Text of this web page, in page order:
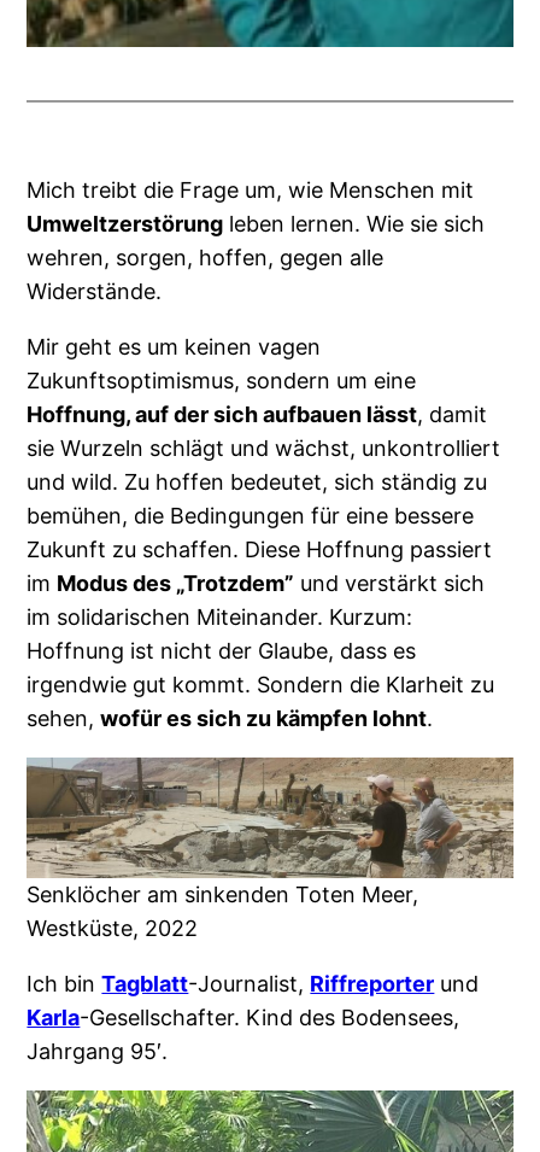
Mich treibt die Frage um, wie Menschen mit
Umweltzerstörung leben lernen. Wie sie sich
wehren, sorgen, hoffen, gegen alle
Widerstände.
Mir geht es um keinen vagen
Zukunftsoptimismus, sondern um eine
Hoffnung, auf der sich aufbauen lässt, damit
sie Wurzeln schlägt und wächst, unkontrolliert
und wild. Zu hoffen bedeutet, sich ständig zu
bemühen, die Bedingungen für eine bessere
Zukunft zu schaffen. Diese Hoffnung passiert
im Modus des „Trotzdem” und verstärkt sich
im solidarischen Miteinander. Kurzum:
Hoffnung ist nicht der Glaube, dass es
irgendwie gut kommt. Sondern die Klarheit zu
sehen,wofür es sich zu kämpfen lohnt.
Senklöcher am sinkenden Toten Meer,
Westküste, 2022
Ich binTagblatt-Journalist, Riffreporter und
Karla-Gesellschafter. Kind des Bodensees,
Jahrgang 95′.